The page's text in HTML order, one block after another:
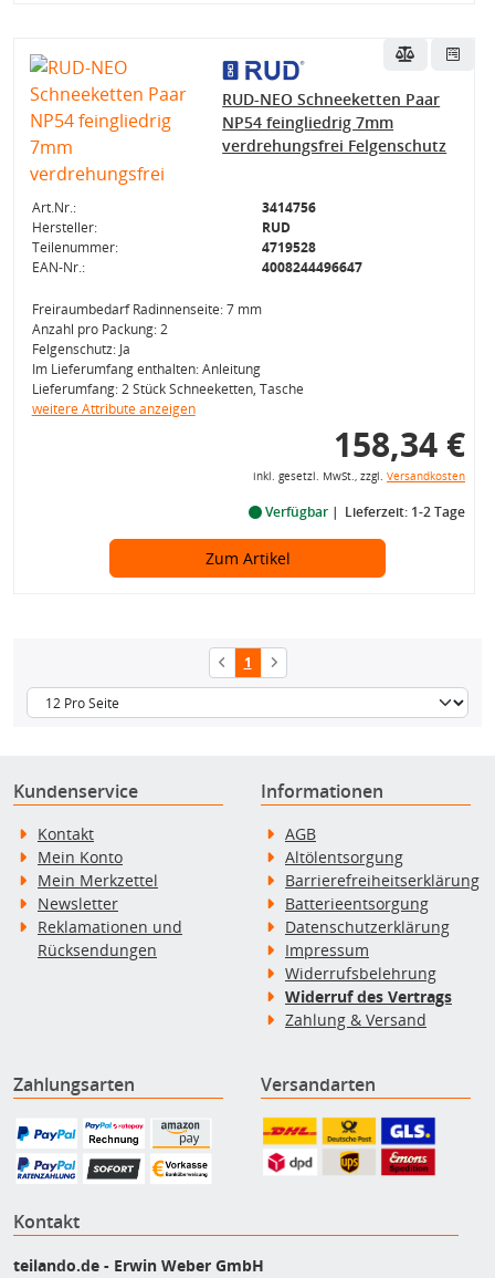
RUD-NEO Schneeketten Paar
NP54 feingliedrig 7mm
verdrehungsfrei Felgenschutz
Art.Nr.:
3414756
Hersteller:
RUD
Teilenummer:
4719528
EAN-Nr.:
4008244496647
Freiraumbedarf Radinnenseite: 7 mm
Anzahl pro Packung: 2
Felgenschutz: Ja
Im Lieferumfang enthalten: Anleitung
Lieferumfang: 2 Stück Schneeketten, Tasche
weitere Attribute anzeigen
158,34 €
inkl. gesetzl. MwSt., zzgl. Versandkosten
Verfügbar Lieferzeit: 1-2 Tage
Zum Artikel
1
Kundenservice
Kontakt
Mein Konto
Mein Merkzettel
Newsletter
Reklamationen und
Rücksendungen
Informationen
AGB
Altölentsorgung
Barrierefreiheitserklärung
Batterieentsorgung
Datenschutzerklärung
Impressum
Widerrufsbelehrung
Widerruf des Vertrags
Zahlung & Versand
Zahlungsarten Versandarten
Kontakt
teilando.de - Erwin Weber GmbH